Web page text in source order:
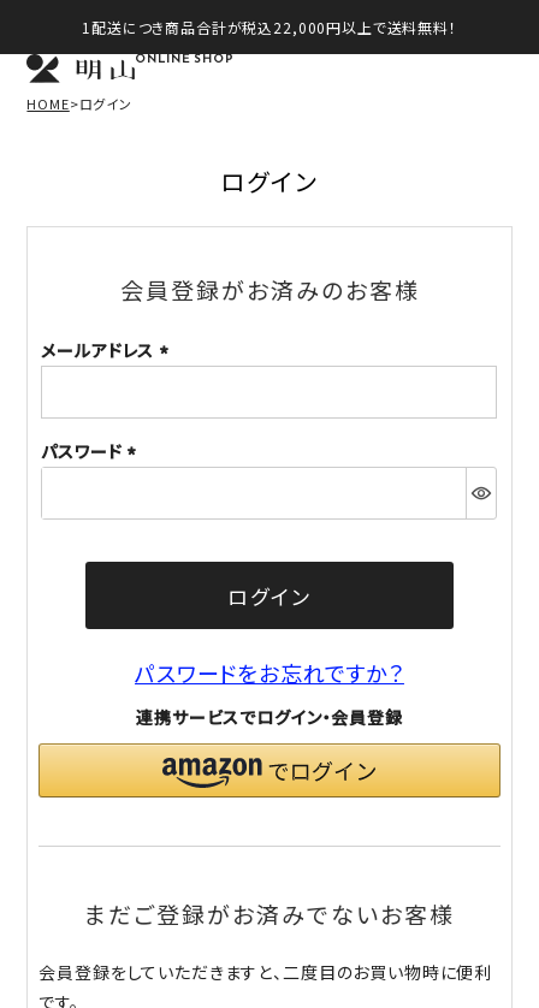
1配送につき商品合計が税込22,000円以上で送料無料！
ONLINE SHOP
HOME ログイン
ログイン
会員登録がお済みのお客様
メールアドレス
須)
パスワード
須)
ログイン
パスワードをお忘れですか？
連携サービスでログイン・会員登録
まだご登録がお済みでないお客様
会員登録をしていただきますと、二度目のお買い物時に便利
です。